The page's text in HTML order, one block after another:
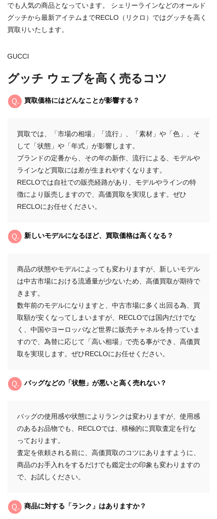
でも人気の商品となっています。 シェリーラインなどのオールド
グッチから最新アイテムまでRECLO（リクロ）ではグッチを高く
買取りいたします。
GUCCI
グッチ ウェブを高く売るコツ
買取価格にはどんなことが影響する？
買取では、「市場の相場」「流行」、「素材」や「色」、そ
して「状態」や「年式」が影響します。
ブランドの定番から、その年の新作、流行による、モデルや
ラインなど買取には差が生まれやすくなります。
RECLOでは自社での販売経路があり、モデルやラインの特
徴により販売しますので、高価買取を実現します。ぜひ
RECLOにお任せください。
新しいモデルになるほど、買取価格は高くなる？
商品の状態やモデルによっても変わりますが、新しいモデル
は中古市場における流通量が少ないため、高価買取が期待で
きます。
数年前のモデルになりますと、中古市場に多く出回る為、買
取額が安くなってしまいますが、RECLOでは国内だけでな
く、中国やヨーロッパなど世界に販売チャネルを持っていま
すので、為替に応じて「高い相場」で売る事ができ、高価買
取を実現します。ぜひRECLOにお任せください。
バッグなどの「状態」が悪いと高く売れない？
バッグの使用感や状態によりランクは変わりますが、使用感
のあるお品物でも、RECLOでは、積極的に買取査定を行な
っております。
査定を依頼される前に、高価買取のコツにありますように、
商品のお手入れをするだけでも鑑定士の印象も変わりますの
で、お試しください。
商品に対する「ランク」はありますか？